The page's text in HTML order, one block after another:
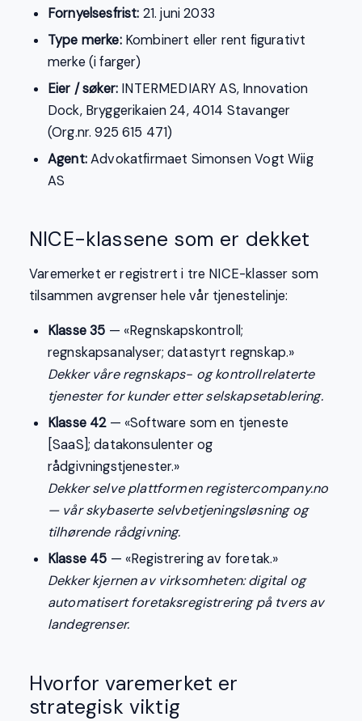
Fornyelsesfrist: 21. juni 2033
Type merke:Kombinert eller rent figurativt
merke (i farger)
Eier / søker: INTERMEDIARY AS, Innovation
Dock, Bryggerikaien 24, 4014 Stavanger
(Org.nr. 925 615 471)
Agent:Advokatfirmaet Simonsen Vogt Wiig
AS
NICE-klassene som er dekket
Varemerket er registrert i tre NICE-klasser som
tilsammen avgrenser hele vår tjenestelinje:
Klasse 35 — «Regnskapskontroll;
regnskapsanalyser; datastyrt regnskap.»
Dekker våre regnskaps- og kontrollrelaterte
tjenester for kunder etter selskapsetablering.
Klasse 42— «Software som en tjeneste
[SaaS]; datakonsulenter og
rådgivningstjenester.»
Dekker selve plattformen registercompany.no
— vår skybaserte selvbetjeningsløsning og
tilhørende rådgivning.
Klasse 45 — «Registrering av foretak.»
Dekker kjernen av virksomheten: digital og
automatisert foretaksregistrering på tvers av
landegrenser.
Hvorfor varemerket er
strategisk viktig